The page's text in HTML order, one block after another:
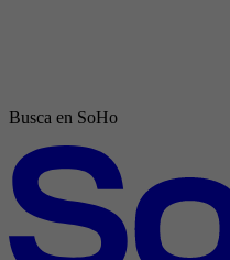
Busca en SoHo